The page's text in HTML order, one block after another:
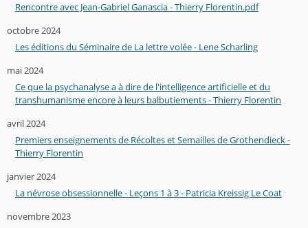
Rencontre avec Jean-Gabriel Ganascia - Thierry Florentin.pdf
octobre 2024
Les éditions du Séminaire de La lettre volée - Lene Scharling
mai 2024
Ce que la psychanalyse a à dire de l'intelligence artificielle et du
transhumanisme encore à leurs balbutiements - Thierry Florentin
avril 2024
Premiers enseignements de Récoltes et Semailles de Grothendieck -
Thierry Florentin
janvier 2024
La névrose obsessionnelle - Leçons 1 à 3 - Patricia Kreissig Le Coat
novembre 2023